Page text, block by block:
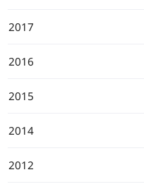
2017
2016
2015
2014
2012